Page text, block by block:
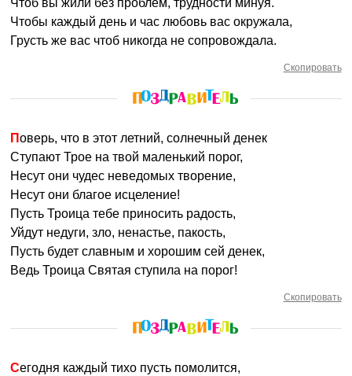
Чтоб вы жили без проблем, трудности минуя.
Чтобы каждый день и час любовь вас окружала,
Грусть же вас чтоб никогда не сопровождала.
Скопировать
Поверь, что в этот летний, солнечный денек
Ступают Трое на твой маленький порог,
Несут они чудес неведомых творение,
Несут они благое исцеление!
Пусть Троица тебе приносить радость,
Уйдут недуги, зло, ненастье, пакость,
Пусть будет славным и хорошим сей денек,
Ведь Троица Святая ступила на порог!
Скопировать
Сегодня каждый тихо пусть помолится,